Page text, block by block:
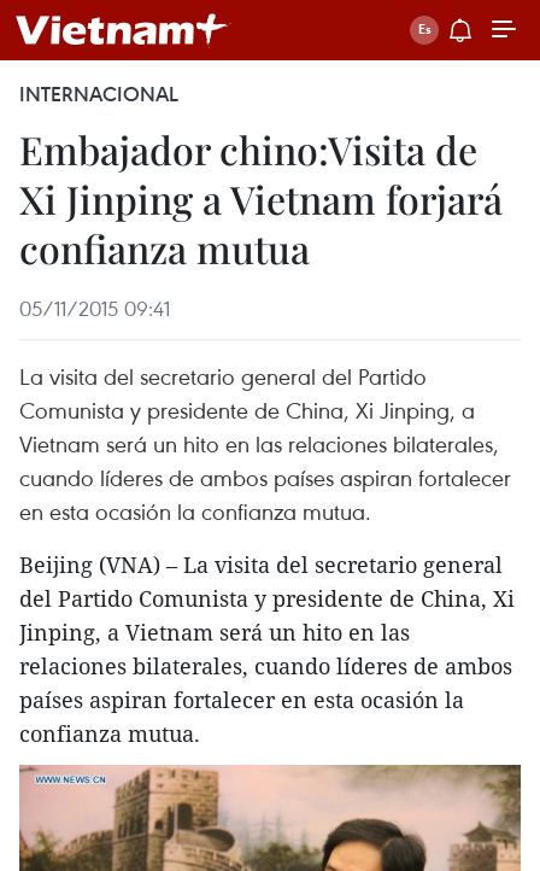
INTERNACIONAL
Embajador chino:Visita de
Xi Jinping a Vietnam forjará
confianza mutua
05/11/2015 09:41
La visita del secretario general del Partido
Comunista y presidente de China, Xi Jinping, a
Vietnam será un hito en las relaciones bilaterales,
cuando líderes de ambos países aspiran fortalecer
en esta ocasión la confianza mutua.
Beijing (VNA) – La visita del secretario general
del Partido Comunista y presidente de China, Xi
Jinping, a Vietnam será un hito en las
relaciones bilaterales, cuando líderes de ambos
países aspiran fortalecer en esta ocasión la
confianza mutua.